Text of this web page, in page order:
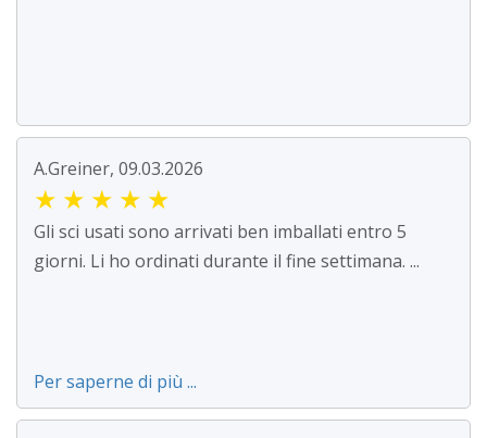
A.Greiner, 09.03.2026
★ ★ ★ ★ ★
Gli sci usati sono arrivati ben imballati entro 5
giorni. Li ho ordinati durante il fine settimana. ...
Per saperne di più ...